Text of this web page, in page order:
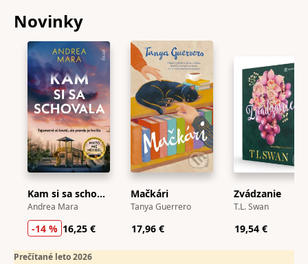
Novinky
Kam si sa schovala
Andrea Mara
-14 % 16,25 €
Mačkári
Tanya Guerrero
17,96 €
Zvádzanie
T.L. Swan
19,54 €
Prečítané leto 2026